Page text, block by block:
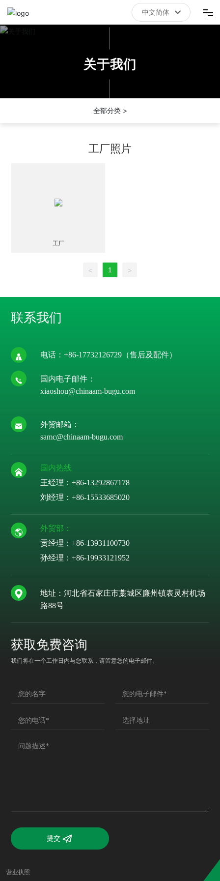
拼搏体育（China）有限责任公司官网
关于我们
中文简体
关于我们
全部分类 >
工厂照片
工厂
< 1 >
联系我们
电话：+86-17732126729 （售后及配件）
国内电子邮件：
xiaoshou@chinaam-bugu.com
外贸邮箱：
samc@chinaam-bugu.com
国内热线
王经理：+86-13292867178
刘经理：+86-15533685020
外贸部：
贡经理：+86-13931100730
孙经理：+86-19933121952
地址：河北省石家庄市藁城区廉州镇表灵村机场
路88号
获取免费咨询
我们将在一个工作日内与您联系，请留意您的电子邮件。
提交
营业执照